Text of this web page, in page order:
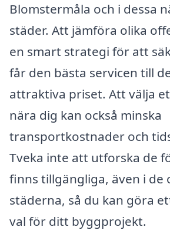
Blomstermåla och i dessa
städer. Att jämföra olika
en smart strategi för att
får den bästa servicen till
attraktiva priset. Att välja
nära dig kan också minska
transportkostnader och
Tveka inte att utforska de
finns tillgängliga, även i de
städerna, så du kan göra
val för ditt byggprojekt.